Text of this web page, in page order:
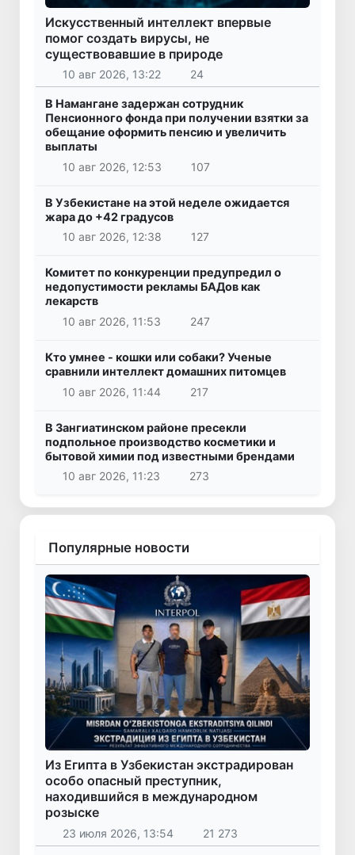
Искусственный интеллект впервые
помог создать вирусы, не
существовавшие в природе
10 авг 2026, 13:22 24
В Намангане задержан сотрудник
Пенсионного фонда при получении взятки за
обещание оформить пенсию и увеличить
выплаты
10 авг 2026, 12:53
107
В Узбекистане на этой неделе ожидается
жара до +42 градусов
10 авг 2026, 12:38
127
Комитет по конкуренции предупредил о
недопустимости рекламы БАДов как
лекарств
10 авг 2026, 11:53
247
Кто умнее - кошки или собаки? Ученые
сравнили интеллект домашних питомцев
10 авг 2026, 11:44
217
В Зангиатинском районе пресекли
подпольное производство косметики и
бытовой химии под известными брендами
10 авг 2026, 11:23
273
Популярные новости
Из Египта в Узбекистан экстрадирован
особо опасный преступник,
находившийся в международном
розыске
23 июля 2026, 13:54 21 273